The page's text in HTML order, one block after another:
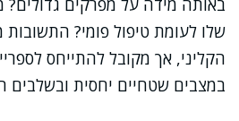
באותה מידה על מפרקים
שלו לעומת טיפול פומי?
הקליני, אך מקובל להתייחס לספריי
במצבים שטחיים יחסית ובשלבים